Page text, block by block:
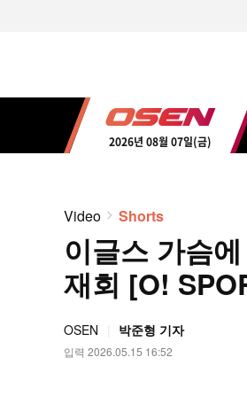
2026년 08월 07일(금)
Video Shorts
이글스 가슴
재회 [O!
OSEN 박준형 기자
입력 2026.05.15 16:52